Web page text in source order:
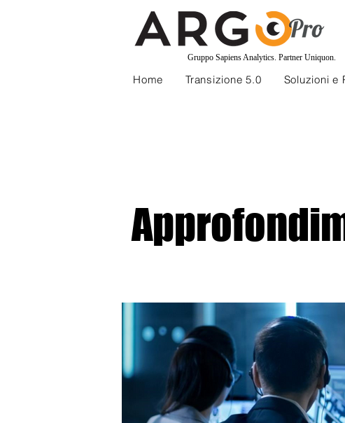
Gruppo Sapiens Analytics. Partner Uniquon.
Home Transizione 5.0 Soluzioni e